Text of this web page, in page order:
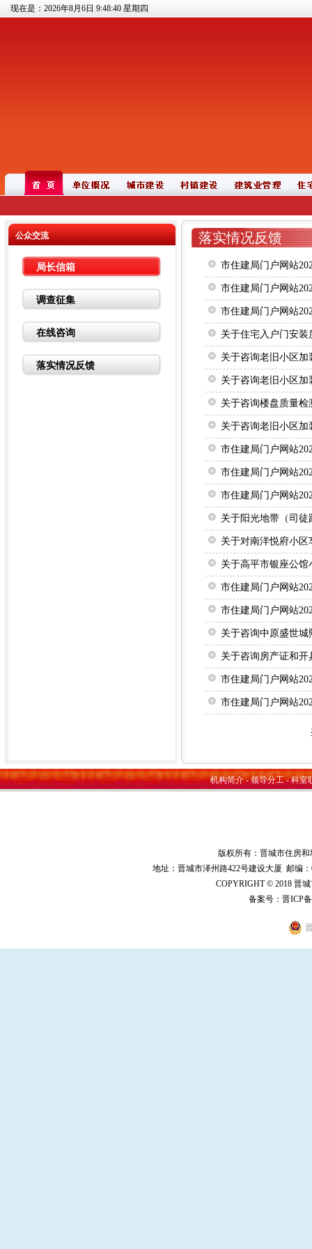
现在是：2026年8月6日 9:48:40 星期四
公众交流
局长信箱
调查征集
在线咨询
落实情况反馈
落实情况反馈
市住建局门户网站
市住建局门户网站
市住建局门户网站
关于住宅入户门安装
关于咨询老旧小区加
关于咨询老旧小区
关于咨询楼盘质量检
关于咨询老旧小区加
市住建局门户网站
市住建局门户网站
市住建局门户网站
关于阳光地带（司
关于对南洋悦府小
关于高平市银座公
市住建局门户网站
市住建局门户网站
关于咨询中原盛世
关于咨询房产证和开
市住建局门户网站
市住建局门户网站
机构简介-领导分工-科室
版权所有：晋城市住房
地址：晋城市泽州路422号建设大厦 邮编：
COPYRIGHT © 2018 晋
备案号： 晋ICP